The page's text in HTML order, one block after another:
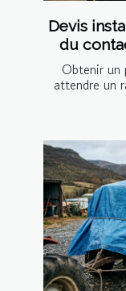
Devis
du
Obtenir un
attendre un